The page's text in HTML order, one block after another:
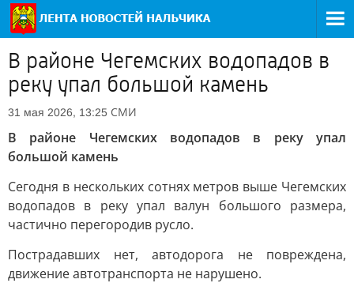
В районе Чегемских водопадов в
реку упал большой камень
31 мая 2026, 13:25 СМИ
В районе Чегемских водопадов в реку упал
большой камень
Сегодня в нескольких сотнях метров выше Чегемских
водопадов в реку упал валун большого размера,
частично перегородив русло.
Пострадавших нет, автодорога не повреждена,
движение автотранспорта не нарушено.